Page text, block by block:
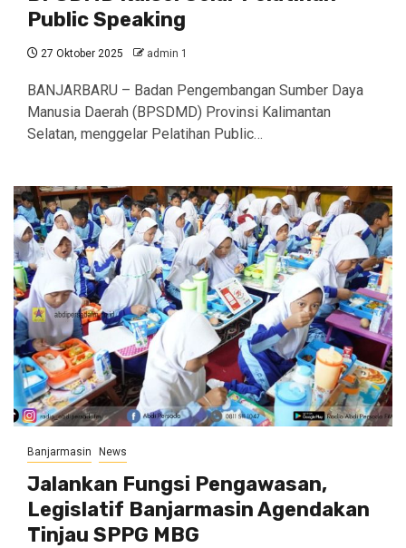
Public Speaking
27 Oktober 2025 admin 1
BANJARBARU – Badan Pengembangan Sumber Daya
Manusia Daerah (BPSDMD) Provinsi Kalimantan
Selatan, menggelar Pelatihan Public…
Banjarmasin News
Jalankan Fungsi Pengawasan,
Legislatif Banjarmasin Agendakan
Tinjau SPPG MBG